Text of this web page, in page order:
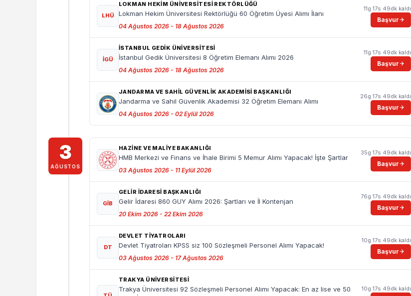
LHÜ
LOKMAN HEKIM ÜNIVERSITESI REKTÖRLÜĞÜ
Lokman Hekim Üniversitesi Rektörlüğü 60 Öğretim Üyesi Alımı İlanı
04 Ağustos 2026 - 18 Ağustos 2026
11g 17s 49dk kaldı
Başvur
İGÜ
İSTANBUL GEDIK ÜNIVERSITESI
İstanbul Gedik Üniversitesi 8 Öğretim Elemanı Alımı 2026
04 Ağustos 2026 - 18 Ağustos 2026
11g 17s 49dk kaldı
Başvur
JANDARMA VE SAHIL GÜVENLIK AKADEMISI BAŞKANLIĞI
Jandarma ve Sahil Güvenlik Akademisi 32 Öğretim Elemanı Alımı
04 Ağustos 2026 - 02 Eylül 2026
26g 17s 49dk kaldı
Başvur
3
AĞUSTOS
HAZİNE VE MALİYE BAKANLIĞI
HMB Merkezi ve Finans ve İhale Birimi 5 Memur Alımı Yapacak! İşte Şartlar
03 Ağustos 2026 - 11 Eylül 2026
35g 17s 49dk kaldı
Başvur
GİB
GELİR İDARESİ BAŞKANLIĞI
Gelir İdaresi 860 GUY Alımı 2026: Şartları ve İl Kontenjan
20 Ekim 2026 - 22 Ekim 2026
76g 17s 49dk kaldı
Başvur
DT
DEVLET TİYATROLARI
Devlet Tiyatroları KPSS siz 100 Sözleşmeli Personel Alımı Yapacak!
03 Ağustos 2026 - 17 Ağustos 2026
10g 17s 49dk kaldı
Başvur
TRAKYA ÜNİVERSİTESİ
Trakya Üniversitesi 92 Sözleşmeli Personel Alımı Yapacak: En az lise ve 50
10g 17s 49dk kaldı